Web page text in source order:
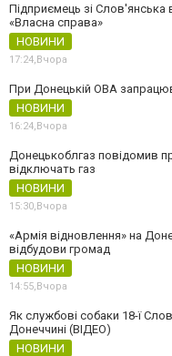
Підприємець зі
«Власна справа»
НОВИНИ
17:24,Вчора
При Донецькій ОВА
НОВИНИ
16:24,Вчора
Донецькоблгаз повідомив
відключать газ
НОВИНИ
15:30,Вчора
«Армія відновлення» на
відбудови громад
НОВИНИ
14:55,Вчора
Як службові собаки 18-ї
Донеччині (ВІДЕО)
НОВИНИ